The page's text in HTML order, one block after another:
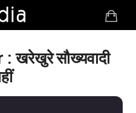
सौख्यवादी